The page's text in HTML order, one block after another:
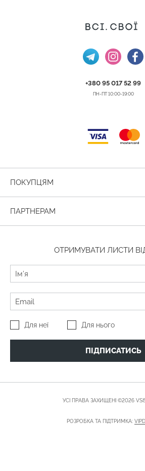
+380 95 017 52 99
ПН-ПТ 10:00-19:00
ПОКУПЦЯМ
ПАРТНЕРАМ
ОТРИМУВАТИ ЛИСТИ
Для неї Для нього
ПІДПИСАТИСЬ
УСІ ПРАВА ЗАХИЩЕНІ ©2026
РОЗРОБКА ТА ПІДТРИМКА: